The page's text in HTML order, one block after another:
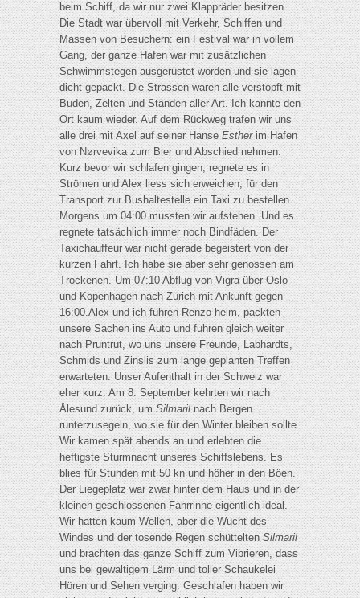
beim Schiff, da wir nur zwei Klappräder besitzen.
Die Stadt war übervoll mit Verkehr, Schiffen und
Massen von Besuchern: ein Festival war in vollem
Gang, der ganze Hafen war mit zusätzlichen
Schwimmstegen ausgerüstet worden und sie lagen
dicht gepackt. Die Strassen waren alle verstopft mit
Buden, Zelten und Ständen aller Art. Ich kannte den
Ort kaum wieder. Auf dem Rückweg trafen wir uns
alle drei mit Axel auf seiner HanseEstherim Hafen
von Nørvevika zum Bier und Abschied nehmen.
Kurz bevor wir schlafen gingen, regnete es in
Strömen und Alex liess sich erweichen, für den
Transport zur Bushaltestelle ein Taxi zu bestellen.
Morgens um 04:00 mussten wir aufstehen. Und es
regnete tatsächlich immer noch Bindfäden. Der
Taxichauffeur war nicht gerade begeistert von der
kurzen Fahrt. Ich habe sie aber sehr genossen am
Trockenen. Um 07:10 Abflug von Vigra über Oslo
und Kopenhagen nach Zürich mit Ankunft gegen
16:00.Alex und ich fuhren Renzo heim, packten
unsere Sachen ins Auto und fuhren gleich weiter
nach Pruntrut, wo uns unsere Freunde, Labhardts,
Schmids und Zinslis zum lange geplanten Treffen
erwarteten. Unser Aufenthalt in der Schweiz war
eher kurz. Am 8. September kehrten wir nach
Ålesund zurück, umSilmarilnach Bergen
runterzusegeln, wo sie für den Winter bleiben sollte.
Wir kamen spät abends an und erlebten die
heftigste Sturmnacht unseres Schiffslebens. Es
blies für Stunden mit 50 kn und höher in den Böen.
Der Liegeplatz war zwar hinter dem Haus und in der
kleinen geschlossenen Fahrrinne eigentlich ideal.
Wir hatten kaum Wellen, aber die Wucht des
Windes und der tosende Regen schütteltenSilmaril
und brachten das ganze Schiff zum Vibrieren, dass
uns bei gewaltigem Lärm und toller Schaukelei
Hören und Sehen verging. Geschlafen haben wir